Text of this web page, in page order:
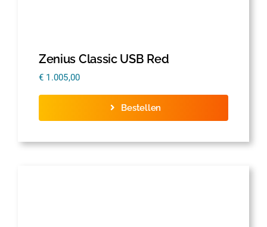
Zenius Classic USB Red
€ 1.005,00
Bestellen